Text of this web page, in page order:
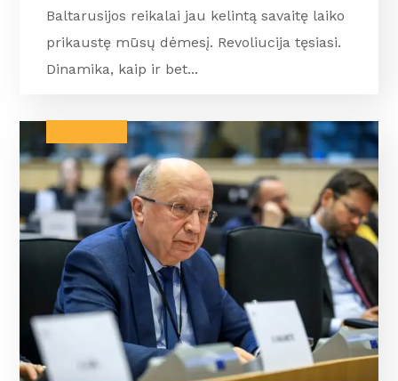
Baltarusijos reikalai jau kelintą savaitę laiko
prikaustę mūsų dėmesį. Revoliucija tęsiasi.
Dinamika, kaip ir bet...